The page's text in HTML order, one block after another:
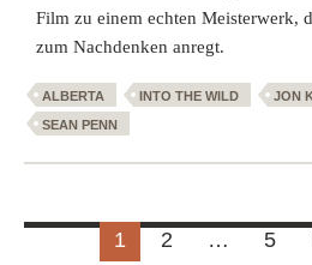
Film zu einem echten Meisterwerk,
zum Nachdenken anregt.
ALBERTA INTO THE WILD JON
SEAN PENN
Beitragsnavigation
1 2 … 5